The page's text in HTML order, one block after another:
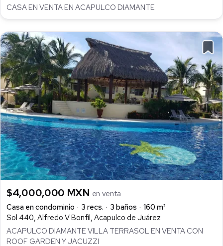
CASA EN VENTA EN ACAPULCO DIAMANTE
$4,000,000 MXN en venta
Casa en condominio
3 recs. 3 baños
160 m²
Sol 440, Alfredo V Bonfil, Acapulco de Juárez
ACAPULCO DIAMANTE VILLA TERRASOL EN VENTA CON
ROOF GARDEN Y JACUZZI